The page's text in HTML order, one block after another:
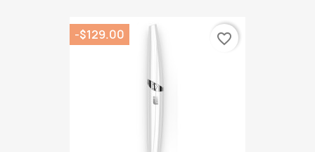
-$129.00 favorite_border